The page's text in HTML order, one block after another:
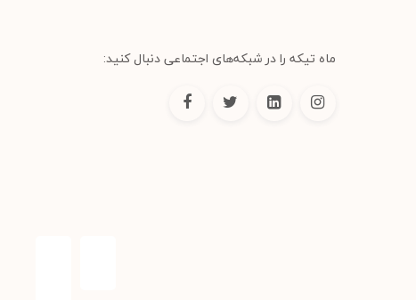
ماه تیکه را در شبکه‌های اجتماعی دنبال کنید: